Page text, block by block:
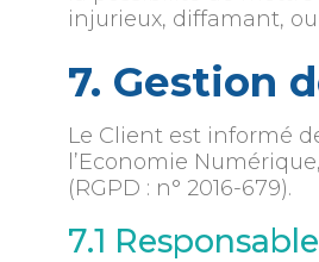
injurieux, diffamant,
7. Gestion
Le Client est informé
l’Economie
(RGPD : n° 2016-679).
7.1